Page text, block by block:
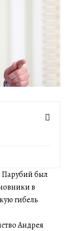
Парубий был
в
гибель
Андрея